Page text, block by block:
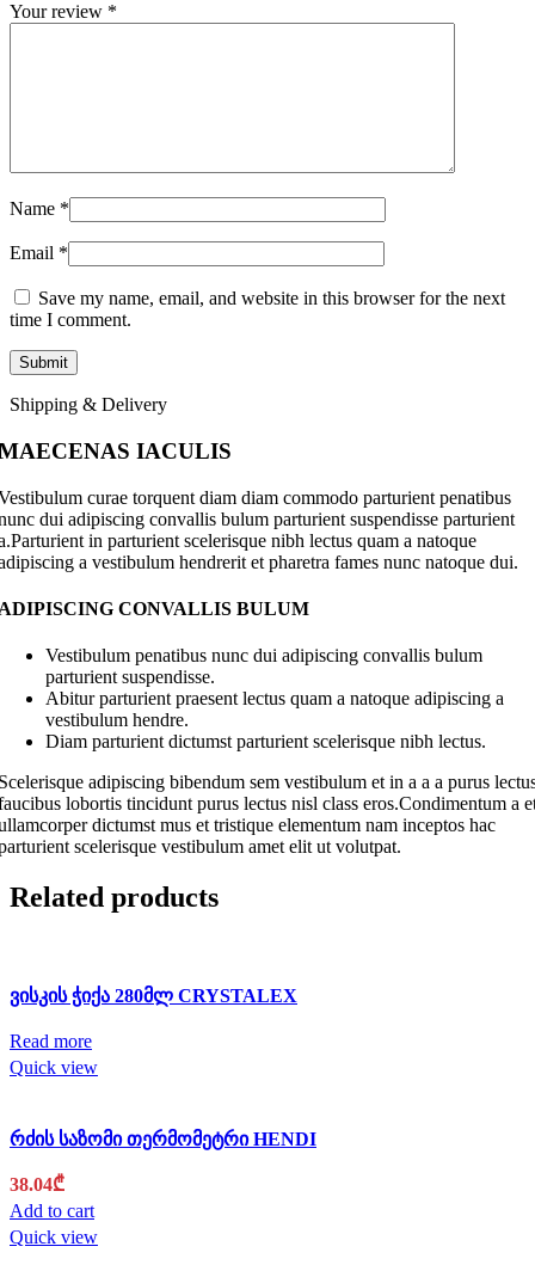
Your review *
Name *
Email *
Save my name, email, and website in this browser for the next
time I comment.
Shipping & Delivery
IACULIS
curae torquent diam diam commodo parturient penatibus
dui adipiscing convallis bulum parturient suspendisse parturient
in parturient scelerisque nibh lectus quam a natoque
a vestibulum hendrerit et pharetra fames nunc natoque dui.
CONVALLIS BULUM
Vestibulum penatibus nunc dui adipiscing convallis bulum
parturient suspendisse.
Abitur parturient praesent lectus quam a natoque adipiscing a
vestibulum hendre.
Diam parturient dictumst parturient scelerisque nibh lectus.
adipiscing bibendum sem vestibulum et in a a a purus
lobortis tincidunt purus lectus nisl class eros.Condimentum a
dictumst mus et tristique elementum nam inceptos hac
scelerisque vestibulum amet elit ut volutpat.
Related products
ვისკის ჭიქა 280მლ CRYSTALEX
Read more
Quick view
რძის საზომი თერმომეტრი HENDI
38.04₾
Add to cart
Quick view